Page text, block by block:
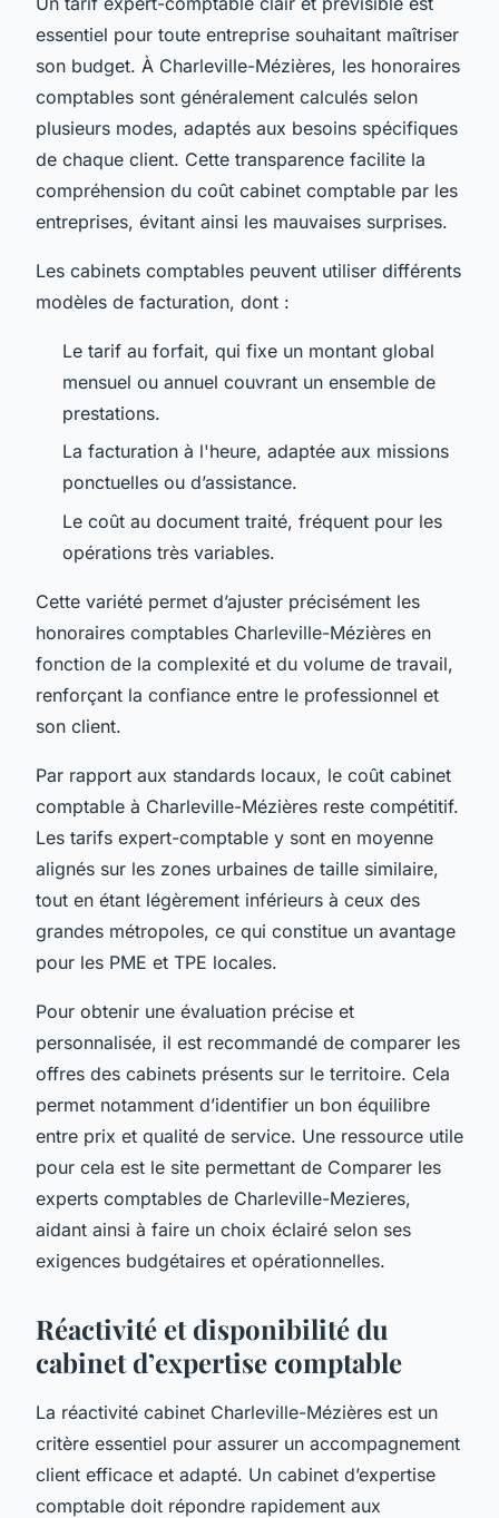
essentiel pour toute entreprise souhaitant maîtriser
son budget. À Charleville-Mézières, les honoraires
comptables sont généralement calculés selon
plusieurs modes, adaptés aux besoins spécifiques
de chaque client. Cette transparence facilite la
compréhension du coût cabinet comptable par les
entreprises, évitant ainsi les mauvaises surprises.
Les cabinets comptables peuvent utiliser différents
modèles de facturation, dont :
Le tarif au forfait, qui fixe un montant global
mensuel ou annuel couvrant un ensemble de
prestations.
La facturation à l'heure, adaptée aux missions
ponctuelles ou d’assistance.
Le coût au document traité, fréquent pour les
opérations très variables.
Cette variété permet d’ajuster précisément les
honoraires comptables Charleville-Mézières en
fonction de la complexité et du volume de travail,
renforçant la confiance entre le professionnel et
son client.
Par rapport aux standards locaux, le coût cabinet
comptable à Charleville-Mézières reste compétitif.
Les tarifs expert-comptable y sont en moyenne
alignés sur les zones urbaines de taille similaire,
tout en étant légèrement inférieurs à ceux des
grandes métropoles, ce qui constitue un avantage
pour les PME et TPE locales.
Pour obtenir une évaluation précise et
personnalisée, il est recommandé de comparer les
offres des cabinets présents sur le territoire. Cela
permet notamment d’identifier un bon équilibre
entre prix et qualité de service. Une ressource utile
pour cela est le site permettant de Comparer les
experts comptables de Charleville-Mezieres,
aidant ainsi à faire un choix éclairé selon ses
exigences budgétaires et opérationnelles.
Réactivité et disponibilité du
cabinet d’expertise comptable
La réactivité cabinet Charleville-Mézières est un
critère essentiel pour assurer un accompagnement
client efficace et adapté. Un cabinet d’expertise
comptable doit répondre rapidement aux